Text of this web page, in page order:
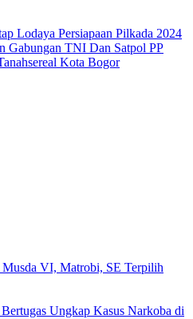
Lodaya Persiapaan Pilkada 2024
Gabungan TNI Dan Satpol PP
Kota Bogor
VI, Matrobi, SE Terpilih
Ungkap Kasus Narkoba di